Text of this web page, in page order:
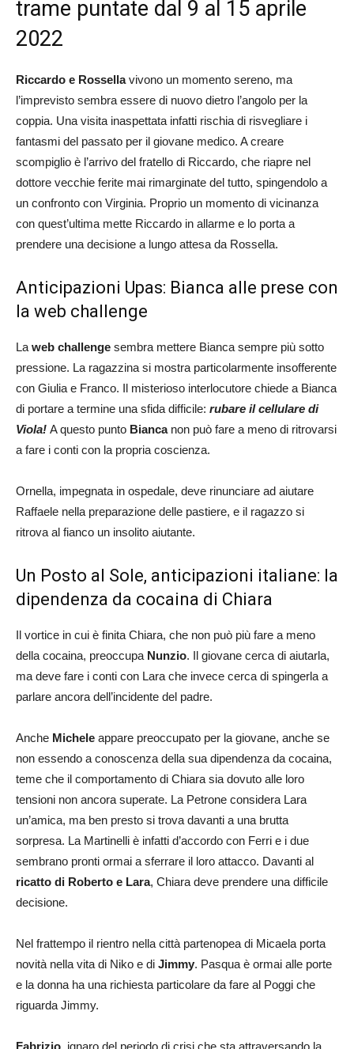
trame puntate dal 9 al 15 aprile
2022
Riccardo e Rossellavivono un momento sereno, ma
l’imprevisto sembra essere di nuovo dietro l’angolo per la
coppia. Una visita inaspettata infatti rischia di risvegliare i
fantasmi del passato per il giovane medico. A creare
scompiglio è l’arrivo del fratello di Riccardo, che riapre nel
dottore vecchie ferite mai rimarginate del tutto, spingendolo a
un confronto con Virginia. Proprio un momento di vicinanza
con quest’ultima mette Riccardo in allarme e lo porta a
prendere una decisione a lungo attesa da Rossella.
Anticipazioni Upas: Bianca alle prese con
la web challenge
La web challenge sembra mettere Bianca sempre più sotto
pressione. La ragazzina si mostra particolarmente insofferente
con Giulia e Franco. Il misterioso interlocutore chiede a Bianca
di portare a termine una sfida difficile: rubare il cellulare di
Viola! A questo punto Biancanon può fare a meno di ritrovarsi
a fare i conti con la propria coscienza.
Ornella, impegnata in ospedale, deve rinunciare ad aiutare
Raffaele nella preparazione delle pastiere, e il ragazzo si
ritrova al fianco un insolito aiutante.
Un Posto al Sole, anticipazioni italiane: la
dipendenza da cocaina di Chiara
Il vortice in cui è finita Chiara, che non può più fare a meno
della cocaina, preoccupa Nunzio. Il giovane cerca di aiutarla,
ma deve fare i conti con Lara che invece cerca di spingerla a
parlare ancora dell’incidente del padre.
Anche Michele appare preoccupato per la giovane, anche se
non essendo a conoscenza della sua dipendenza da cocaina,
teme che il comportamento di Chiara sia dovuto alle loro
tensioni non ancora superate. La Petrone considera Lara
un’amica, ma ben presto si trova davanti a una brutta
sorpresa. La Martinelli è infatti d’accordo con Ferri e i due
sembrano pronti ormai a sferrare il loro attacco. Davanti al
ricatto di Roberto e Lara, Chiara deve prendere una difficile
decisione.
Nel frattempo il rientro nella città partenopea di Micaela porta
novità nella vita di Niko e di Jimmy. Pasqua è ormai alle porte
e la donna ha una richiesta particolare da fare al Poggi che
riguarda Jimmy.
Fabrizio , ignaro del periodo di crisi che sta attraversando la